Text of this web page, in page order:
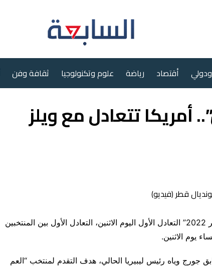
أقتصاد رياضة علوم وتكنولوجيا ثقافة وفن
أمريكا تتعادل مع ويلز
شهدت نهائيات بطولة كأس العالم لكرة القدم “قطر 2022” التعادل الأول اليوم الاثنين، التعادل الأول بين المنتخبين
جورج وياه رئيس ليبيريا الحالي، هدف التقدم لمنتخب “العم